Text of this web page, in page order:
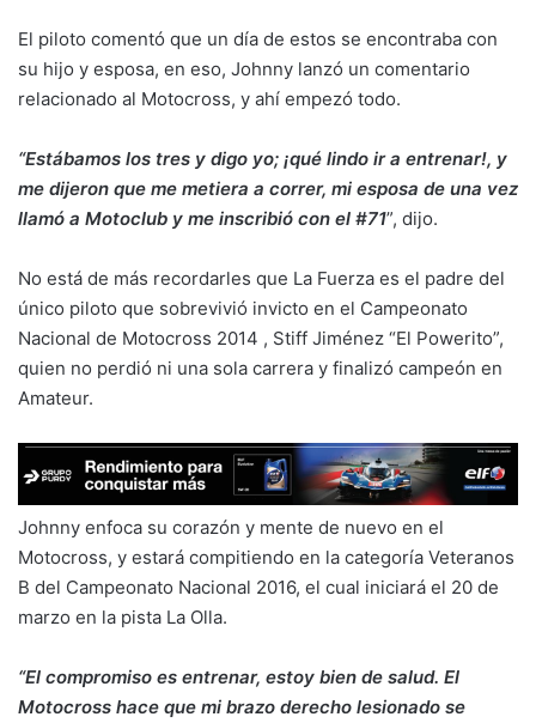
El piloto comentó que un día de estos se encontraba con
su hijo y esposa, en eso, Johnny lanzó un comentario
relacionado al Motocross, y ahí empezó todo.
“Estábamos los tres y digo yo; ¡qué lindo ir a entrenar!, y
me dijeron que me metiera a correr, mi esposa de una vez
llamó a Motoclub y me inscribió con el #71”, dijo.
No está de más recordarles que La Fuerza es el padre del
único piloto que sobrevivió invicto en el Campeonato
Nacional de Motocross 2014 , Stiff Jiménez “El Powerito”,
quien no perdió ni una sola carrera y finalizó campeón en
Amateur.
Johnny enfoca su corazón y mente de nuevo en el
Motocross, y estará compitiendo en la categoría Veteranos
B del Campeonato Nacional 2016, el cual iniciará el 20 de
marzo en la pista La Olla.
“El compromiso es entrenar, estoy bien de salud. El
Motocross hace que mi brazo derecho lesionado se